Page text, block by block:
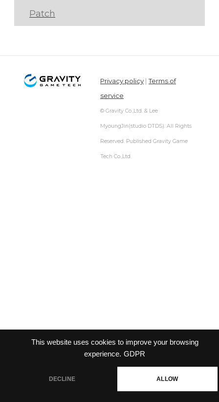
This website uses cookies to improve your browsing
experience. GDPR
DECLINE ALLOW
Patch
Privacy policy |Terms of
service
© Gravity Co.,Ltd. & Lee
MyoungJin(studio DTDS). All Rights
Reserved. Published Gravity Game
Tech Co.,Ltd.